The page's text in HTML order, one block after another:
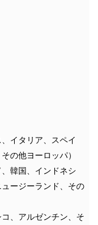
イタリア、スペイ
の他ヨーロッパ）
韓国、インドネシ
ージーランド、その
、アルゼンチン、そ